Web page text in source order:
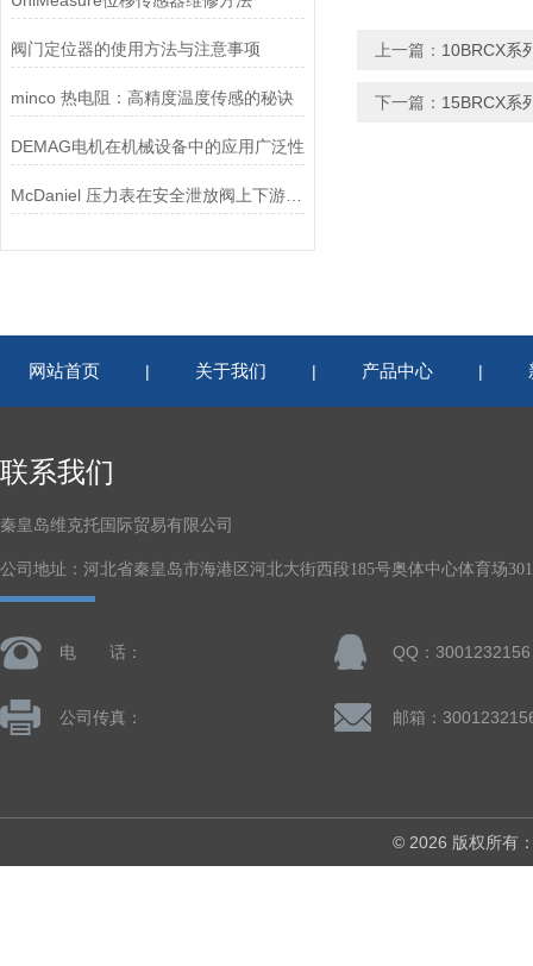
阀门定位器的使用方法与注意事项
minco 热电阻：高精度温度传感的秘诀
DEMAG电机在机械设备中的应用广泛性
McDaniel 压力表在安全泄放阀上下游压力监测中的应用
上一篇： 10BRCX系
下一篇： 15BRCX系
网站首页 | 关于我们 | 产品中心 |
联系我们
秦皇岛维克托国际贸易有限公司
公司地址：河北省秦皇岛市海港区河北大街西段185号奥体中心体育场
电 话： QQ：3001232156
公司传真： 邮箱：
© 2026 版权所有